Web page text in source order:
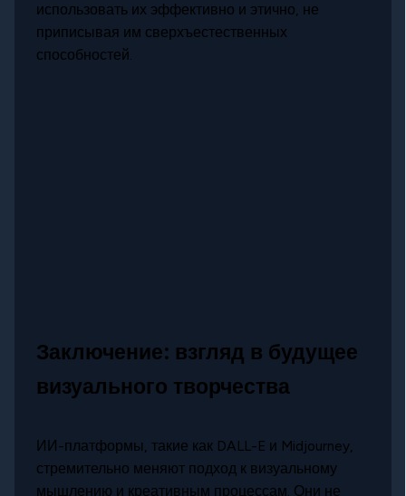
использовать их эффективно и этично, не
приписывая им сверхъестественных
способностей.
Заключение: взгляд в будущее
визуального творчества
ИИ-платформы, такие как DALL-E и Midjourney,
стремительно меняют подход к визуальному
мышлению и креативным процессам. Они не